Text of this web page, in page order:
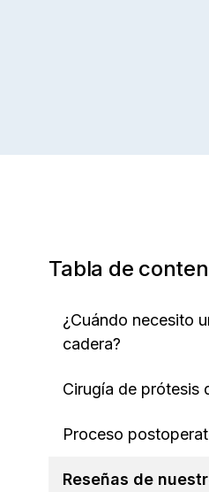
Tabla de
¿Cuándo necesito
cadera?
Cirugía de prótesis
Proceso
Reseñas de